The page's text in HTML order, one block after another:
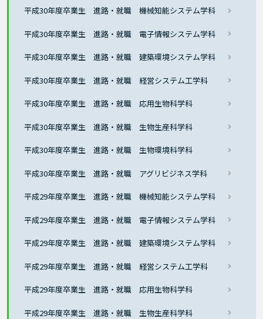
平成30年度卒業生 進路・就職 機械知能システム学科
平成30年度卒業生 進路・就職 電子情報システム学科
平成30年度卒業生 進路・就職 建築環境システム学科
平成30年度卒業生 進路・就職 経営システム工学科
平成30年度卒業生 進路・就職 応用生物科学科
平成30年度卒業生 進路・就職 生物生産科学科
平成30年度卒業生 進路・就職 生物環境科学科
平成30年度卒業生 進路・就職 アグリビジネス学科
平成29年度卒業生 進路・就職 機械知能システム学科
平成29年度卒業生 進路・就職 電子情報システム学科
平成29年度卒業生 進路・就職 建築環境システム学科
平成29年度卒業生 進路・就職 経営システム工学科
平成29年度卒業生 進路・就職 応用生物科学科
平成29年度卒業生 進路・就職 生物生産科学科